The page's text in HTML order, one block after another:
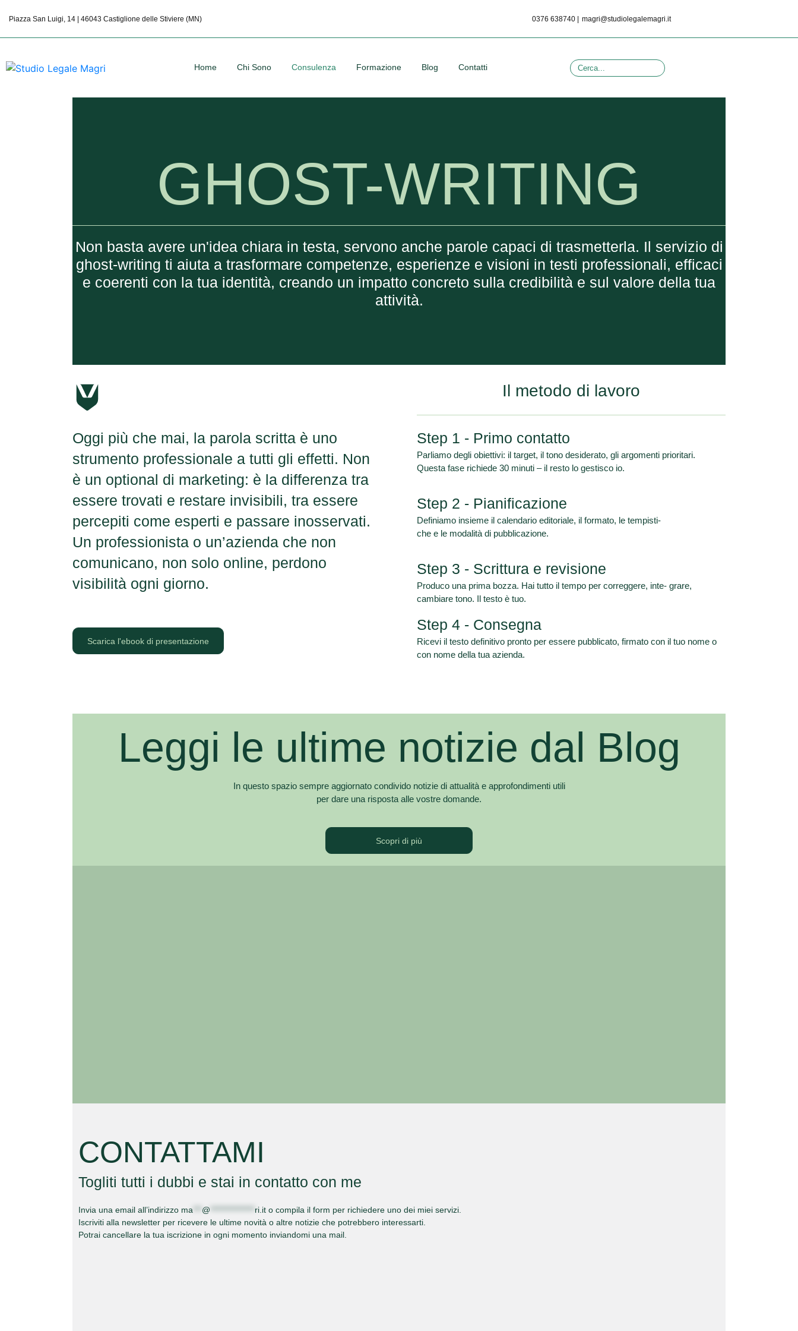
Piazza San Luigi, 14 | 46043 Castiglione delle Stiviere (MN) 0376 638740 | magri@studiolegalemagri.it
Home Chi Sono Consulenza Formazione Blog Contatti
GHOST-WRITING
Non basta avere un'idea chiara in testa, servono anche parole capaci di trasmetterla. Il servizio di
ghost-writing ti aiuta a trasformare competenze, esperienze e visioni in testi professionali, efficaci
e coerenti con la tua identità, creando un impatto concreto sulla credibilità e sul valore della tua
attività.
Oggi più che mai, la parola scritta è uno
strumento professionale a tutti gli effetti. Non
è un optional di marketing: è la differenza tra
essere trovati e restare invisibili, tra essere
percepiti come esperti e passare inosservati.
Un professionista o un’azienda che non
comunicano, non solo online, perdono
visibilità ogni giorno.
Scarica l'ebook di presentazione
Il metodo di lavoro
Step 1 - Primo contatto
Parliamo degli obiettivi: il target, il tono desiderato, gli argomenti prioritari.
Questa fase richiede 30 minuti – il resto lo gestisco io.
Step 2 - Pianificazione
Definiamo insieme il calendario editoriale, il formato, le tempisti-
che e le modalità di pubblicazione.
Step 3 - Scrittura e revisione
Produco una prima bozza. Hai tutto il tempo per correggere, inte- grare,
cambiare tono. Il testo è tuo.
Step 4 - Consegna
Ricevi il testo definitivo pronto per essere pubblicato, firmato con il tuo nome o
con nome della tua azienda.
Leggi le ultime notizie dal Blog
In questo spazio sempre aggiornato condivido notizie di attualità e approfondimenti utili
per dare una risposta alle vostre domande.
Scopri di più
CONTATTAMI
Togliti tutti i dubbi e stai in contatto con me
Invia una email all’indirizzo ma @ ri.it o compila il form per richiedere uno dei miei servizi.
Iscriviti alla newsletter per ricevere le ultime novità o altre notizie che potrebbero interessarti.
Potrai cancellare la tua iscrizione in ogni momento inviandomi una mail.